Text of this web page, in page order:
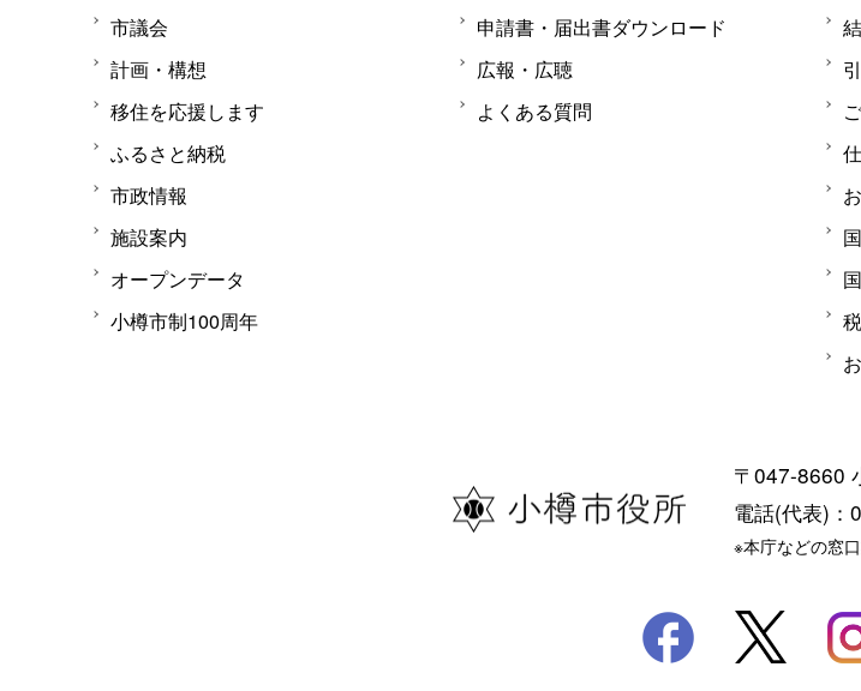
市議会
計画・構想
移住を応援します
ふるさと納税
市政情報
施設案内
オープンデータ
小樽市制100周年
申請書・届出書ダウンロード
広報・広聴
よくある質問
〒047-8660
電話(代表)：
※本庁などの窓